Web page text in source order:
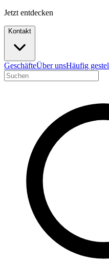
Jetzt entdecken
Kontakt
GeschäfteÜber unsHäufig